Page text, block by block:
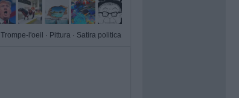
Trompe-l'oeil · Pittura · Satira politica